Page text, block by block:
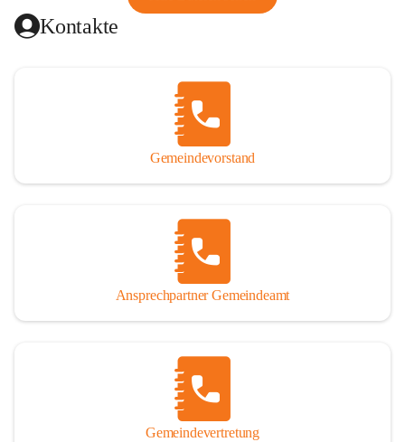
Kontakte
Gemeindevorstand
Ansprechpartner Gemeindeamt
Gemeindevertretung